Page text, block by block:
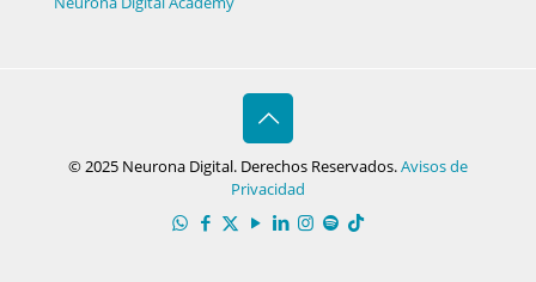
© 2025 Neurona Digital. Derechos Reservados.Avisos de
Privacidad